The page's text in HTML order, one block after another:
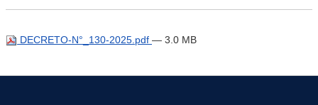
DECRETO-N°_130-2025.pdf — 3.0 MB